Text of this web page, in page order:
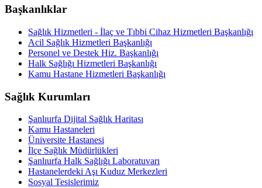
Başkanlıklar
Sağlık Hizmetleri - İlaç ve Tıbbi Cihaz Hizmetleri Başkanlığı
Acil Sağlık Hizmetleri Başkanlığı
Personel ve Destek Hiz. Başkanlığı
Halk Sağlığı Hizmetleri Başkanlığı
Kamu Hastane Hizmetleri Başkanlığı
Sağlık Kurumları
Şanlıurfa Dijital Sağlık Haritası
Kamu Hastaneleri
Üniversite Hastanesi
İlçe Sağlık Müdürlükleri
Şanlıurfa Halk Sağlığı Laboratuvarı
Hastanelerdeki Aşı Kuduz Merkezleri
Sosyal Tesislerimiz